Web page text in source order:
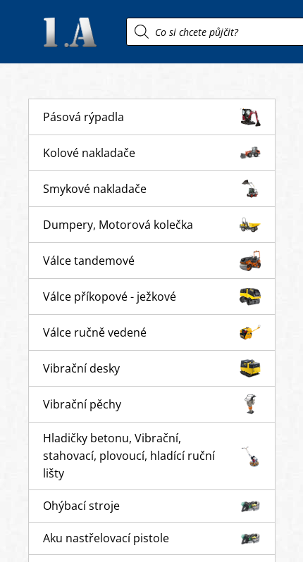
Products
search
Pásová rýpadla
Kolové nakladače
Smykové nakladače
Dumpery, Motorová kolečka
Válce tandemové
Válce příkopové - ježkové
Válce ručně vedené
Vibrační desky
Vibrační pěchy
Hladičky betonu, Vibrační,
stahovací, plovoucí, hladící ruční
lišty
Ohýbací stroje
Aku nastřelovací pistole